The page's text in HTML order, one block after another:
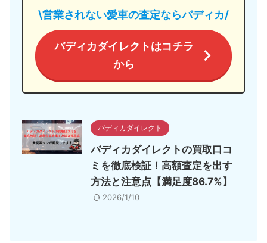
\営業されない愛車の査定ならバディカ/
バディカダイレクトはコチラ
から
バディカダイレクト
バディカダイレクトの買取口コ
ミを徹底検証！高額査定を出す
方法と注意点【満足度86.7%】
2026/1/10